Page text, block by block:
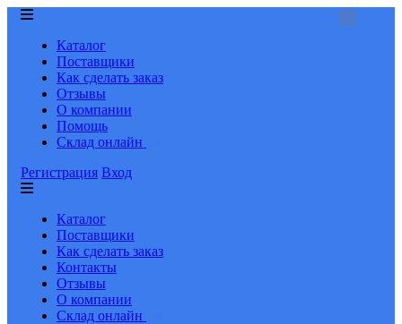
Каталог
Поставщики
Как сделать заказ
Отзывы
О компании
Помощь
Склад онлайн
Регистрация Вход
Каталог
Поставщики
Как сделать заказ
Контакты
Отзывы
О компании
Склад онлайн